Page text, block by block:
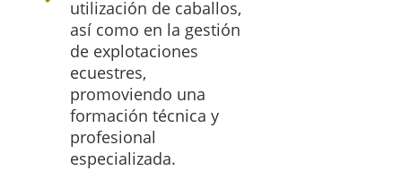
utilización de caballos,
así como en la gestión
de explotaciones
ecuestres,
promoviendo una
formación técnica y
profesional
especializada.